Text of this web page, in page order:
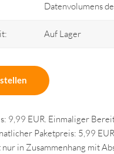
Datenvolumens
Auf Lager
9,99 EUR. Einmaliger
Paketpreis: 5,99
in Zusammenhang mit